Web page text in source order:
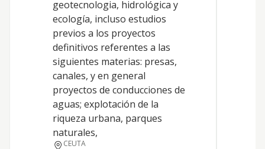
geotecnologia, hidrológica y
ecología, incluso estudios
previos a los proyectos
definitivos referentes a las
siguientes materias: presas,
canales, y en general
proyectos de conducciones de
aguas; explotación de la
riqueza urbana, parques
naturales,
CEUTA